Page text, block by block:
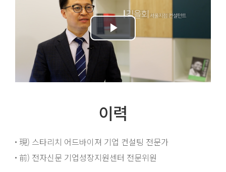
이력
現) 스타리치 어드바이져 기업 컨설팅 전문가
前) 전자신문 기업성장지원센터 전문위원